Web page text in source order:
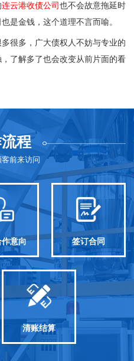
连云港收债公司也不会故意拖延时
是金钱，这个道理不言而喻。
很多，广大债权人不妨与专业的
了解多了也会改变从前片面的看
程
前来访问
意向 签订合同
清账结算